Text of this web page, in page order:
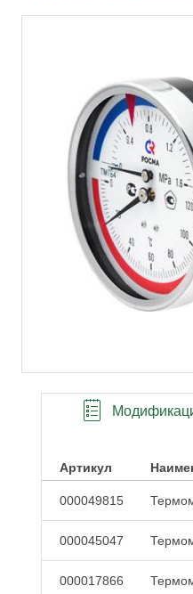
Артикул
000049815
000045047
000017866